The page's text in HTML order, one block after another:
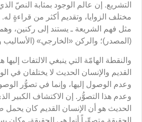
التشريع. إن عالم الوجود بمثابة النصّ
مختلف الزوايا، وتقديم أكثر من قراءةٍ
مثل فهم الشريعة ـ يستند إلى ركنين،
(المصدر)؛ والركن «الخارجي» (الأساليب
والنقطة الهامّة التي ينبغي الالتفات
القديم والإنسان الحديث لا يختلفان في
وعدم الوصول إليها، وإنما في تصوُّر
وعدم هذا التصوُّر. إن الاكتشاف الكبير
الحديث هو أن الإنسان القديم كان
الحقيقة متصوِّراً أنها هي الحقيقة، وكان